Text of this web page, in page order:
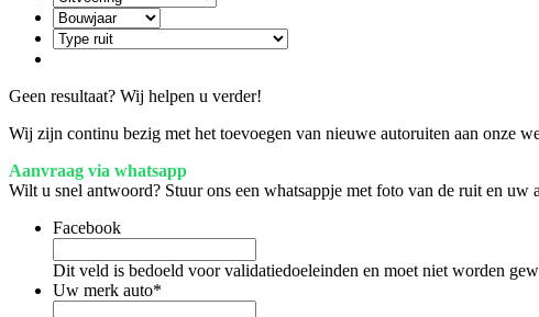
Geen resultaat? Wij helpen u verder!
Wij zijn continu bezig met het toevoegen van nieuwe autoruiten aan onze
Aanvraag via whatsapp
Wilt u snel antwoord? Stuur ons een whatsappje met foto van de ruit en uw
Facebook
Dit veld is bedoeld voor validatiedoeleinden en moet niet worden
Uw merk auto*